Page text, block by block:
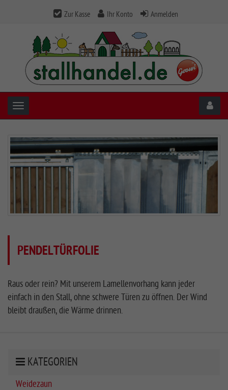
Zur Kasse Ihr Konto Anmelden
Toggle navigation
PENDELTÜRFOLIE
Raus oder rein? Mit unserem Lamellenvorhang kann jeder
einfach in den Stall, ohne schwere Türen zu öffnen. Der Wind
bleibt draußen, die Wärme drinnen.
KATEGORIEN
Weidezaun